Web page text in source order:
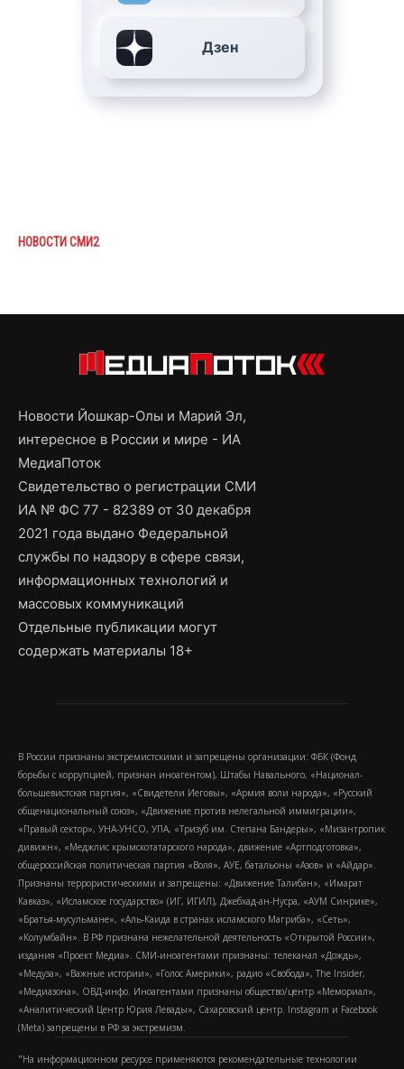
Дзен
НОВОСТИ СМИ2
Новости Йошкар-Олы и Марий Эл,
интересное в России и мире - ИА
МедиаПоток
Свидетельство о регистрации СМИ
ИА № ФС 77 - 82389 от 30 декабря
2021 года выдано Федеральной
службы по надзору в сфере связи,
информационных технологий и
массовых коммуникаций
Отдельные публикации могут
содержать материалы 18+
В России признаны экстремистскими и запрещены организации: ФБК (Фонд
борьбы с коррупцией, признан иноагентом), Штабы Навального, «Национал-
большевистская партия», «Свидетели Иеговы», «Армия воли народа», «Русский
общенациональный союз», «Движение против нелегальной иммиграции»,
«Правый сектор», УНА-УНСО, УПА, «Тризуб им. Степана Бандеры», «Мизантропик
дивижн», «Меджлис крымскотатарского народа», движение «Артподготовка»,
общероссийская политическая партия «Воля», АУЕ, батальоны «Азов» и «Айдар».
Признаны террористическими и запрещены: «Движение Талибан», «Имарат
Кавказ», «Исламское государство» (ИГ, ИГИЛ), Джебхад-ан-Нусра, «АУМ Синрике»,
«Братья-мусульмане», «Аль-Каида в странах исламского Магриба», «Сеть»,
«Колумбайн». В РФ признана нежелательной деятельность «Открытой России»,
издания «Проект Медиа». СМИ-иноагентами признаны: телеканал «Дождь»,
«Медуза», «Важные истории», «Голос Америки», радио «Свобода», The Insider,
«Медиазона», ОВД-инфо. Иноагентами признаны общество/центр «Мемориал»,
«Аналитический Центр Юрия Левады», Сахаровский центр. Instagram и Facebook
(Metа) запрещены в РФ за экстремизм.
"На информационном ресурсе применяются рекомендательные технологии